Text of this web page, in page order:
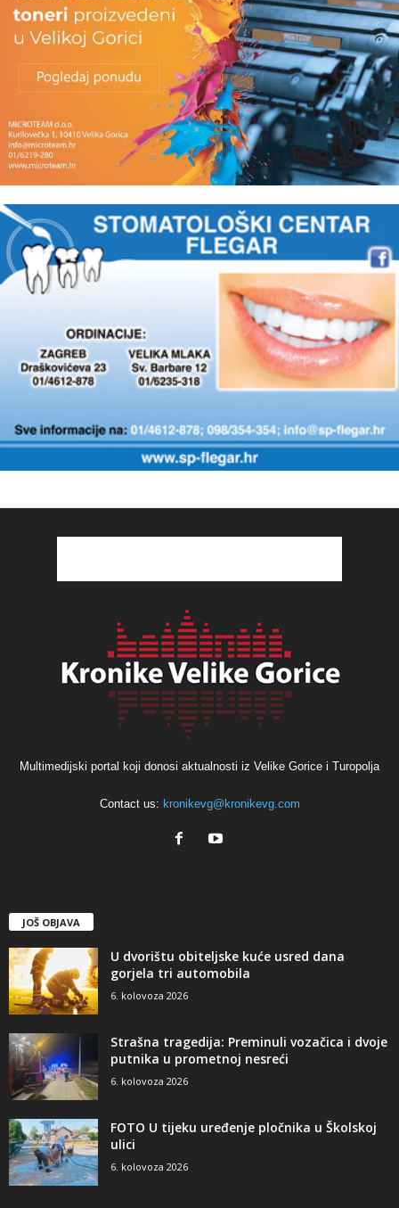
Multimedijski portal koji donosi aktualnosti iz Velike Gorice i Turopolja
Contact us: kronikevg@kronikevg.com
JOŠ OBJAVA
U dvorištu obiteljske kuće usred dana
gorjela tri automobila
6. kolovoza 2026
Strašna tragedija: Preminuli vozačica i dvoje
putnika u prometnoj nesreći
6. kolovoza 2026
FOTO U tijeku uređenje pločnika u Školskoj
ulici
6. kolovoza 2026